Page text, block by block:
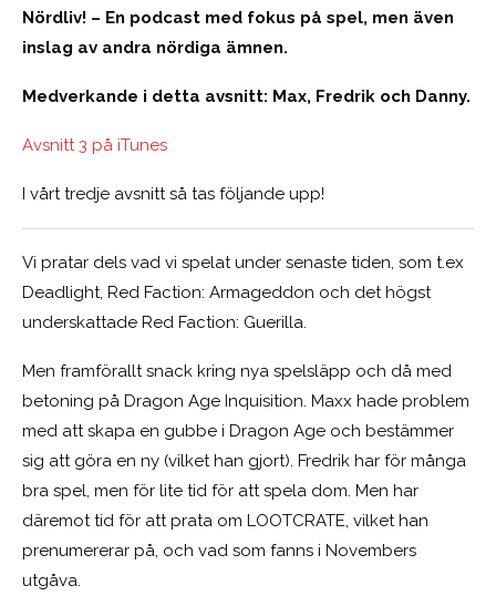
Nördliv! – En podcast med fokus på spel, men även
inslag av andra nördiga ämnen.
Medverkande i detta avsnitt: Max, Fredrik och Danny.
Avsnitt 3 på iTunes
I vårt tredje avsnitt så tas följande upp!
Vi pratar dels vad vi spelat under senaste tiden, som t.ex
Deadlight, Red Faction: Armageddon och det högst
underskattade Red Faction: Guerilla.
Men framförallt snack kring nya spelsläpp och då med
betoning på Dragon Age Inquisition. Maxx hade problem
med att skapa en gubbe i Dragon Age och bestämmer
sig att göra en ny (vilket han gjort). Fredrik har för många
bra spel, men för lite tid för att spela dom. Men har
däremot tid för att prata om LOOTCRATE, vilket han
prenumererar på, och vad som fanns i Novembers
utgåva.